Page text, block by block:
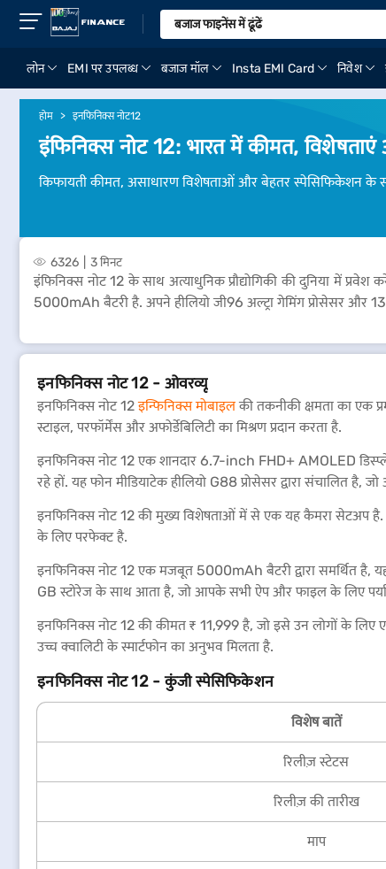
लोन EMI पर उपलब्ध बजाज मॉल Insta EMI Card निवेश
होम इनफिनिक्स नोट12
इंफिनिक्स नोट 12: भारत में कीमत,
किफायती कीमत, असाधारण विशेषताओं और बेहतर स्पेसिफिकेशन के
6326 3 मिनट
इंफिनिक्स नोट 12 के साथ अत्याधुनिक प्रौद्योगिकी की दुनिया में
5000mAh बैटरी है. अपने हीलियो जी96 अल्ट्रा गेमिंग प्रोसेसर
इनफिनिक्स नोट 12 - ओवरव्यू
इनफिनिक्स नोट 12इन्फिनिक्स मोबाइलकी तकनीकी क्षमता का एक
स्टाइल, परफॉर्मेंस और अफोर्डेबिलिटी का मिश्रण प्रदान करता है.
इनफिनिक्स नोट 12 एक शानदार 6.7-inch FHD+ AMOLED
रहे हों. यह फोन मीडियाटेक हीलियो G88 प्रोसेसर द्वारा संचालित
इनफिनिक्स नोट 12 की मुख्य विशेषताओं में से एक यह कैमरा सेटअप है.
के लिए परफेक्ट है.
इनफिनिक्स नोट 12 एक मजबूत 5000mAh बैटरी द्वारा समर्थित
GB स्टोरेज के साथ आता है, जो आपके सभी ऐप और फाइल के लिए
इनफिनिक्स नोट 12 की कीमत ₹ 11,999 है, जो इसे उन लोगों के लिए
उच्च क्वालिटी के स्मार्टफोन का अनुभव मिलता है.
इनफिनिक्स नोट 12 - कुंजी स्पेसिफिकेशन
विशेष बातें
रिलीज़ स्टेटस
रिलीज़ की तारीख
माप